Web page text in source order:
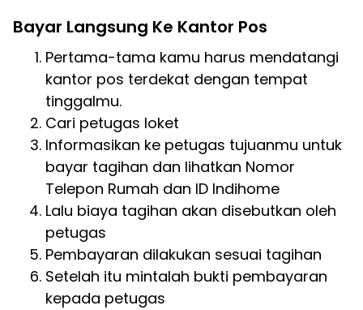
Bayar Langsung Ke Kantor Pos
Pertama-tama kamu harus mendatangi
kantor pos terdekat dengan tempat
tinggalmu.
Cari petugas loket
Informasikan ke petugas tujuanmu untuk
bayar tagihan dan lihatkan Nomor
Telepon Rumah dan ID Indihome
Lalu biaya tagihan akan disebutkan oleh
petugas
Pembayaran dilakukan sesuai tagihan
Setelah itu mintalah bukti pembayaran
kepada petugas